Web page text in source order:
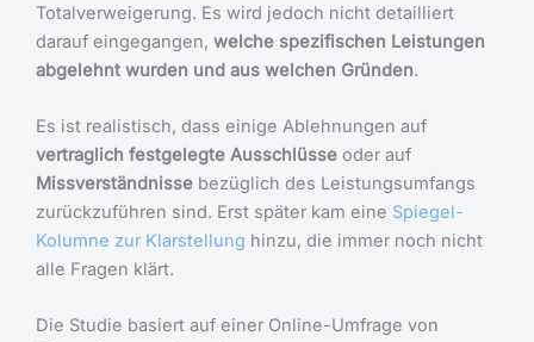
Totalverweigerung. Es wird jedoch nicht detailliert
darauf eingegangen, welche spezifischen Leistungen
abgelehnt wurden und aus welchen Gründen.
Es ist realistisch, dass einige Ablehnungen auf
vertraglich festgelegte Ausschlüsse oder auf
Missverständnisse bezüglich des Leistungsumfangs
zurückzuführen sind. Erst später kam eine Spiegel-
Kolumne zur Klarstellung hinzu, die immer noch nicht
alle Fragen klärt.
Die Studie basiert auf einer Online-Umfrage von